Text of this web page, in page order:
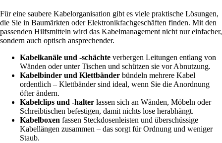
Für eine saubere Kabelorganisation gibt es viele praktische Lösungen,
die Sie in Baumärkten oder Elektronikfachgeschäften finden. Mit den
passenden Hilfsmitteln wird das Kabelmanagement nicht nur einfacher,
sondern auch optisch ansprechender.
Kabelkanäle und -schächte verbergen Leitungen entlang von
Wänden oder unter Tischen und schützen sie vor Abnutzung.
Kabelbinder und Klettbänder bündeln mehrere Kabel
ordentlich – Klettbänder sind ideal, wenn Sie die Anordnung
öfter ändern.
Kabelclips und -halter lassen sich an Wänden, Möbeln oder
Schreibtischen befestigen, damit nichts lose herabhängt.
Kabelboxen fassen Steckdosenleisten und überschüssige
Kabellängen zusammen – das sorgt für Ordnung und weniger
Staub.